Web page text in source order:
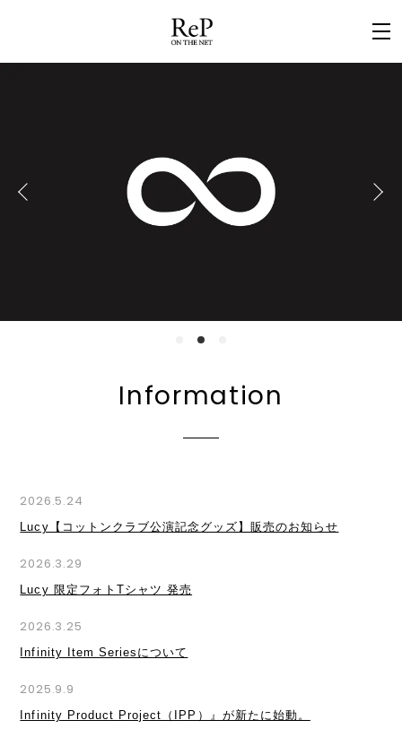
Information
2026.5.24
Lucy【コットンクラブ公演記念グッズ】販売のお知らせ
2026.3.29
Lucy 限定フォトTシャツ 発売
2026.3.25
Infinity Item Seriesについて
2025.9.9
Infinity Product Project（IPP）』が新たに始動。